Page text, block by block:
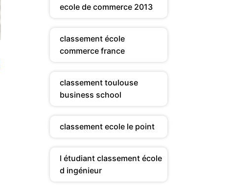
ecole de commerce 2013
classement école
commerce france
classement toulouse
business school
classement ecole le point
l étudiant classement école
d ingénieur